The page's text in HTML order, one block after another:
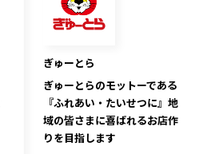
ぎゅーとら
ぎゅーとらのモットーである
『ふれあい・たいせつに』地
域の皆さまに喜ばれるお店作
りを目指します